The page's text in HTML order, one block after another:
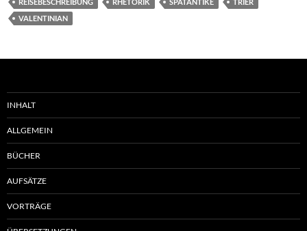
VALENTINIAN
INHALT
ALLGEMEIN
BÜCHER
AUFSÄTZE
VORTRÄGE